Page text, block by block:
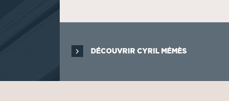
DÉCOUVRIR CYRIL MÉMÈS